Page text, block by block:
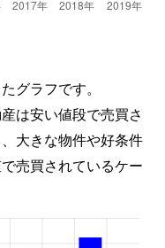
グラフです。
は安い値段で売買さ
大きな物件や好条件
売買されているケー